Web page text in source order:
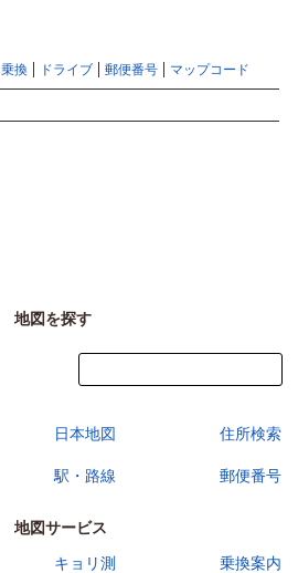
乗換 ドライブ 郵便番号 マップコード
地図を探す
日本地図 住所検索
駅・路線 郵便番号
地図サービス
キョリ測
乗換案内